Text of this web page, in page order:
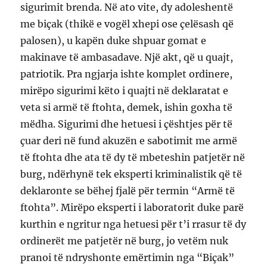
sigurimit brenda. Në ato vite, dy adoleshentë
me biçak (thikë e vogël xhepi ose çelësash që
palosen), u kapën duke shpuar gomat e
makinave të ambasadave. Një akt, që u quajt,
patriotik. Pra ngjarja ishte komplet ordinere,
mirëpo sigurimi këto i quajti në deklaratat e
veta si armë të ftohta, demek, ishin goxha të
mëdha. Sigurimi dhe hetuesi i çështjes për të
çuar deri në fund akuzën e sabotimit me armë
të ftohta dhe ata të dy të mbeteshin patjetër në
burg, ndërhynë tek eksperti kriminalistik që të
deklaronte se bëhej fjalë për termin “Armë të
ftohta”. Mirëpo eksperti i laboratorit duke parë
kurthin e ngritur nga hetuesi për t’i rrasur të dy
ordinerët me patjetër në burg, jo vetëm nuk
pranoi të ndryshonte emërtimin nga “Biçak”